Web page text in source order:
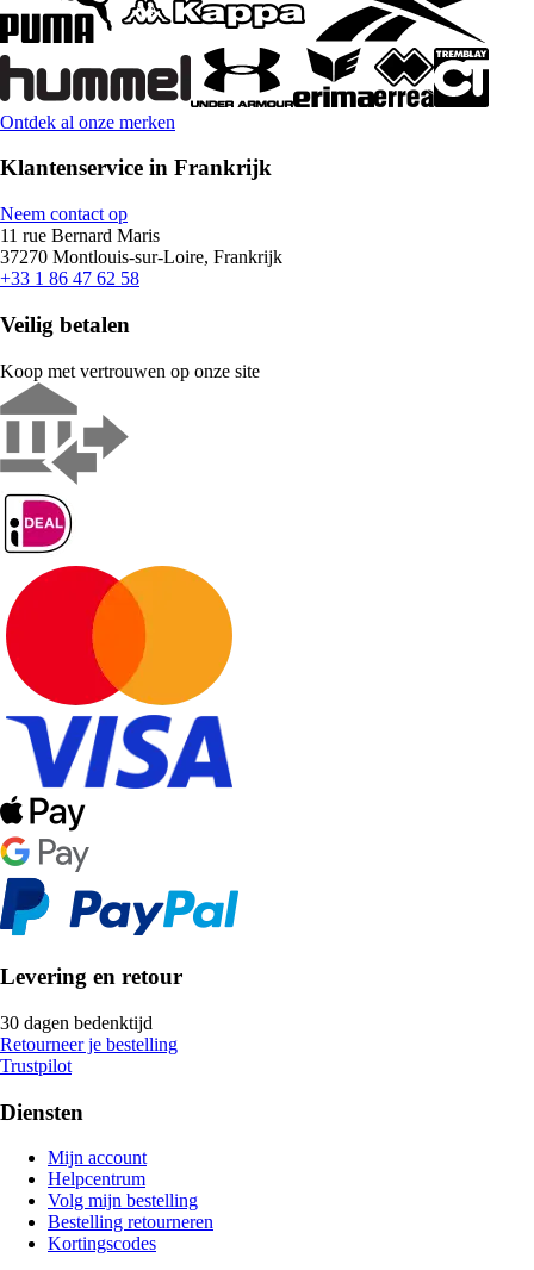
Ontdek al onze merken
Klantenservice in Frankrijk
Neem contact op
11 rue Bernard Maris
37270 Montlouis-sur-Loire, Frankrijk
+33 1 86 47 62 58
Veilig betalen
Koop met vertrouwen op onze site
Levering en retour
30 dagen bedenktijd
Retourneer je bestelling
Trustpilot
Diensten
Mijn account
Helpcentrum
Volg mijn bestelling
Bestelling retourneren
Kortingscodes